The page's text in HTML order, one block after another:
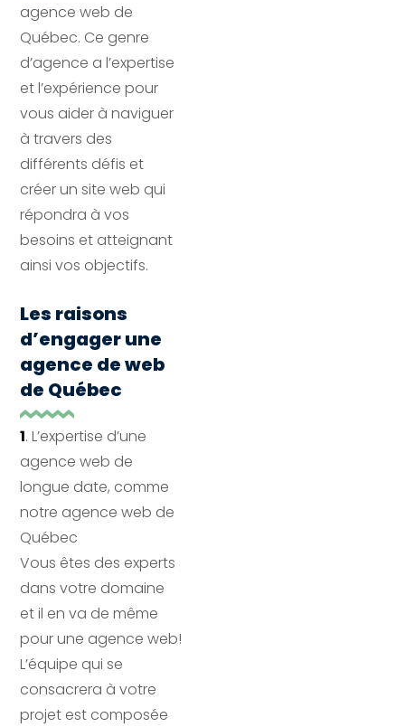
agence web de
Québec. Ce genre
d’agence a l’expertise
et l’expérience pour
vous aider à naviguer
à travers des
différents défis et
créer un site web qui
répondra à vos
besoins et atteignant
ainsi vos objectifs.
Les raisons
d’engager une
agence de web
de Québec
1. L’expertise d’une
agence web de
longue date, comme
notre agence web de
Québec
Vous êtes des experts
dans votre domaine
et il en va de même
pour une agence web!
L’équipe qui se
consacrera à votre
projet est composée